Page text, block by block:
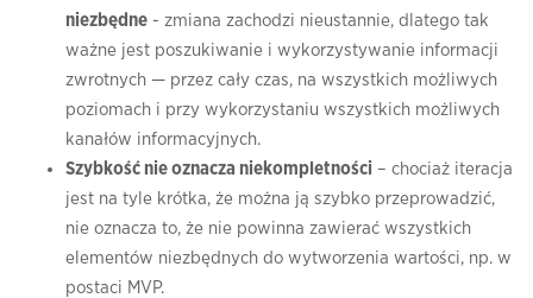
niezbędne - zmiana zachodzi nieustannie, dlatego tak
ważne jest poszukiwanie i wykorzystywanie informacji
zwrotnych — przez cały czas, na wszystkich możliwych
poziomach i przy wykorzystaniu wszystkich możliwych
kanałów informacyjnych.
Szybkość nie oznacza niekompletności – chociaż iteracja
jest na tyle krótka, że można ją szybko przeprowadzić,
nie oznacza to, że nie powinna zawierać wszystkich
elementów niezbędnych do wytworzenia wartości, np. w
postaci MVP.